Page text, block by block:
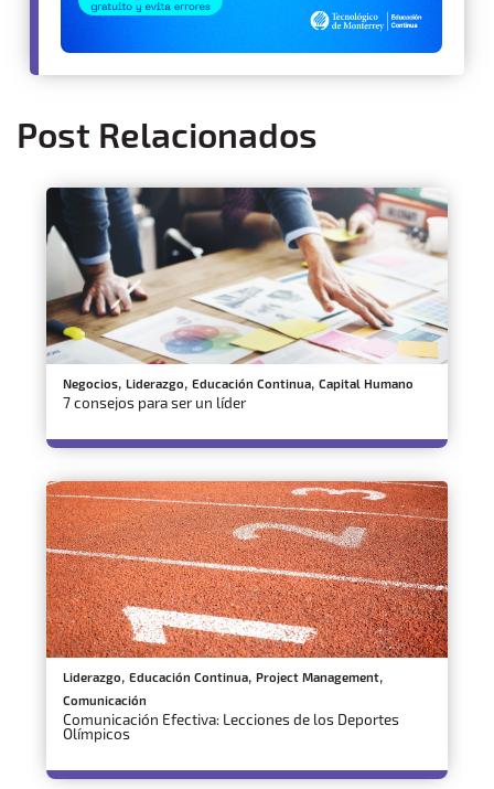
Post Relacionados
Negocios, Liderazgo, Educación Continua, Capital Humano
7 consejos para ser un líder
Liderazgo, Educación Continua, Project Management,
Comunicación
Comunicación Efectiva: Lecciones de los Deportes
Olímpicos